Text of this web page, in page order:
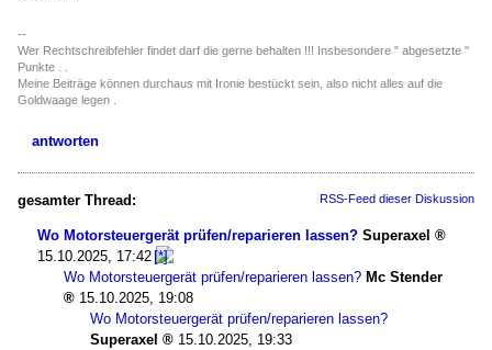
--
Wer Rechtschreibfehler findet darf die gerne behalten !!! Insbesondere " abgesetzte "
Punkte . .
Meine Beiträge können durchaus mit Ironie bestückt sein, also nicht alles auf die
Goldwaage legen .
antworten
gesamter Thread: RSS-Feed dieser Diskussion
Wo Motorsteuergerät prüfen/reparieren lassen? Superaxel
15.10.2025, 17:42
Wo Motorsteuergerät prüfen/reparieren lassen? Mc Stender
15.10.2025, 19:08
Wo Motorsteuergerät prüfen/reparieren lassen?
Superaxel
15.10.2025, 19:33